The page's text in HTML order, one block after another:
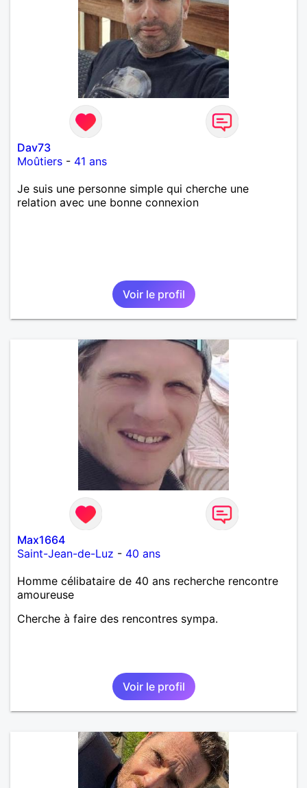
Dav73
Moûtiers - 41 ans
Je suis une personne simple qui cherche une
relation avec une bonne connexion
Voir le profil
Max1664
Saint-Jean-de-Luz - 40 ans
Homme célibataire de 40 ans recherche rencontre
amoureuse
Cherche à faire des rencontres sympa.
Voir le profil